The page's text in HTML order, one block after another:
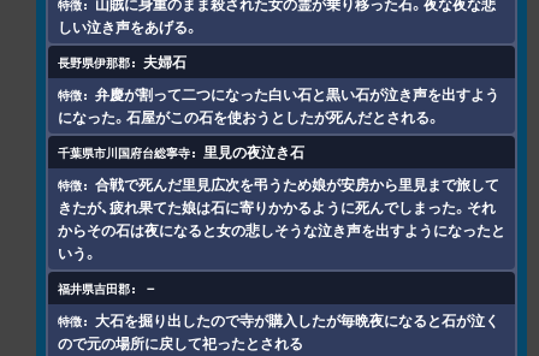
しい泣き声をあげる。
夫婦石
弁慶が割って二つになった白い石と黒い石が泣き声を出すよう
になった。石屋がこの石を使おうとしたが死んだとされる。
里見の夜泣き石
合戦で死んだ里見広次を弔うため娘が安房から里見まで旅して
きたが、疲れ果てた娘は石に寄りかかるように死んでしまった。それ
からその石は夜になると女の悲しそうな泣き声を出すようになったと
いう。
－
大石を掘り出したので寺が購入したが毎晩夜になると石が泣く
ので元の場所に戻して祀ったとされる